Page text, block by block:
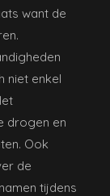
want de
niet enkel
drogen en
Ook
de
tijdens